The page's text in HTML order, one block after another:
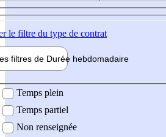
le filtre du type de contrat
filtres de Durée hebdomadaire
Temps plein
Temps partiel
Non renseignée